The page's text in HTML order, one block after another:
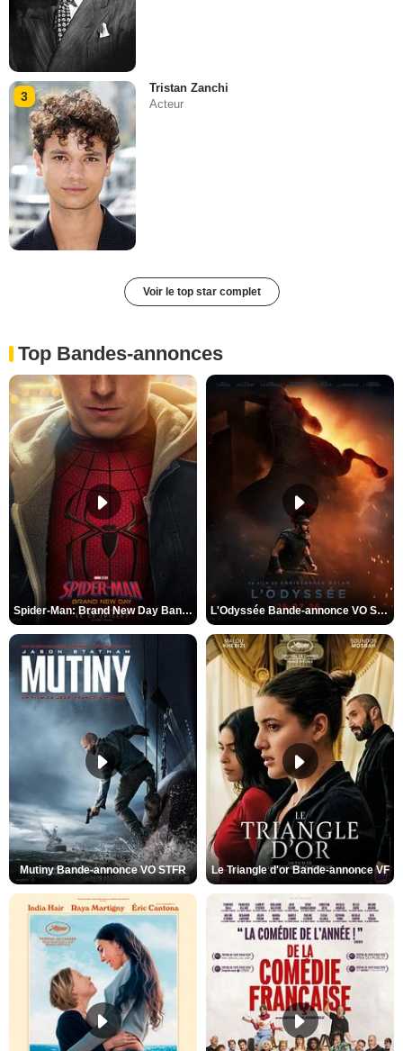
3
Tristan Zanchi
Acteur
Voir le top star complet
Top Bandes-annonces
Spider-Man: Brand New Day Bande-annonce VO STFR L'Odyssée Bande-annonce VO STFR
Mutiny Bande-annonce VO STFR Le Triangle d'or Bande-annonce VF